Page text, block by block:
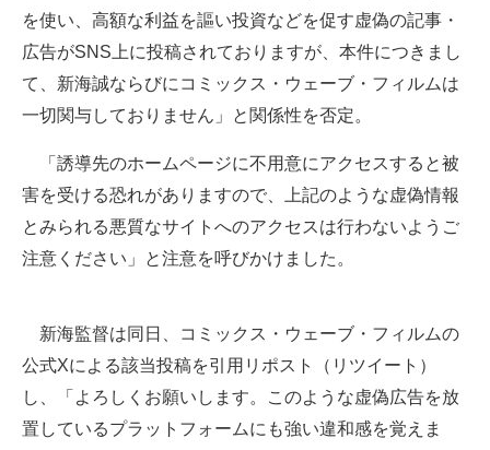
を使い、高額な利益を謳い投資などを促す虚偽の記事・
広告がSNS上に投稿されておりますが、本件につきまし
て、新海誠ならびにコミックス・ウェーブ・フィルムは
一切関与しておりません」と関係性を否定。
「誘導先のホームページに不用意にアクセスすると被
害を受ける恐れがありますので、上記のような虚偽情報
とみられる悪質なサイトへのアクセスは行わないようご
注意ください」と注意を呼びかけました。
新海監督は同日、コミックス・ウェーブ・フィルムの
公式Xによる該当投稿を引用リポスト（リツイート）
し、「よろしくお願いします。このような虚偽広告を放
置しているプラットフォームにも強い違和感を覚えま